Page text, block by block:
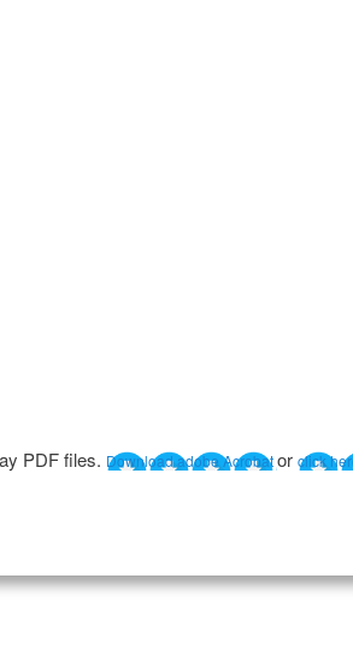
PDF files. Download adobe Acrobator click